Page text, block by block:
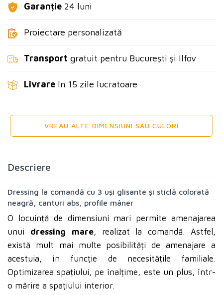
Garanție 24 luni
Proiectare personalizată
Transport gratuit pentru București și Ilfov
Livrare în 15 zile lucratoare
VREAU ALTE DIMENSIUNI SAU CULORI
Descriere
Dressing la comandă cu 3 uși glisante și sticlă colorată
neagră, canturi abs, profile mâner
O locuință de dimensiuni mari permite amenajarea
unui dressing mare, realizat la comandă. Astfel,
există mult mai multe posibilități de amenajare a
acestuia, în funcție de necesitățile familiale.
Optimizarea spațiului, pe înalțime, este un plus, într-
o mărire a spațiului interior.